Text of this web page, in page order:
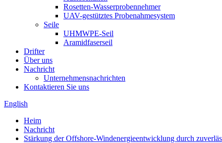
Rosetten-Wasserprobennehmer
UAV-gestütztes Probenahmesystem
Seile
UHMWPE-Seil
Aramidfaserseil
Drifter
Über uns
Nachricht
Unternehmensnachrichten
Kontaktieren Sie uns
English
Heim
Nachricht
Stärkung der Offshore-Windenergieentwicklung durch